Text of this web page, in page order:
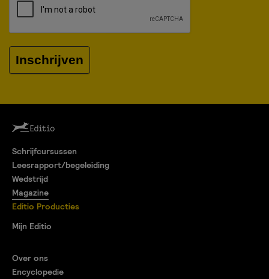
Inschrijven
Schrijfcursussen
Leesrapport/begeleiding
Wedstrijd
Magazine
Editio Producties
Mijn Editio
Over ons
Encyclopedie